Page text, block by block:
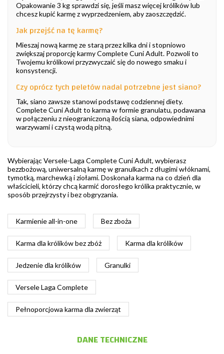
Opakowanie 3 kg sprawdzi się, jeśli masz więcej królików lub
chcesz kupić karmę z wyprzedzeniem, aby zaoszczędzić.
Jak przejść na tę karmę?
Mieszaj nową karmę ze starą przez kilka dni i stopniowo
zwiększaj proporcję karmy Complete Cuni Adult. Pozwoli to
Twojemu królikowi przyzwyczaić się do nowego smaku i
konsystencji.
Czy oprócz tych peletów nadal potrzebne jest siano?
Tak, siano zawsze stanowi podstawę codziennej diety.
Complete Cuni Adult to karma w formie granulatu, podawana
w połączeniu z nieograniczoną ilością siana, odpowiednimi
warzywami i czystą wodą pitną.
Wybierając Versele-Laga Complete Cuni Adult, wybierasz
bezzbożową, uniwersalną karmę w granulkach z długimi włóknami,
tymotką, marchewką i ziołami. Doskonała karma na co dzień dla
właścicieli, którzy chcą karmić dorosłego królika praktycznie, w
sposób przejrzysty i bez obgryzania.
Karmienie all-in-one Bez zboża
Karma dla królików bez zbóż Karma dla królików
Jedzenie dla królików Granulki
Versele Laga Complete
Pełnoporcjowa karma dla zwierząt
DANE TECHNICZNE